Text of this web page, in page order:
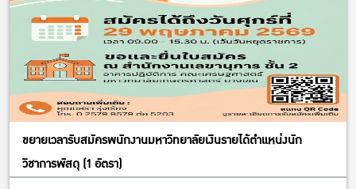
ขยายเวลารับสมัครพนักงานมหาวิทยาลัยเงินรายได้ตำแหน่งนัก
วิชาการพัสดุ (1 อัตรา)